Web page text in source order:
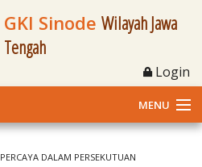
GKI Sinode Wilayah Jawa
Tengah
Login
MENU
PERCAYA DALAM PERSEKUTUAN